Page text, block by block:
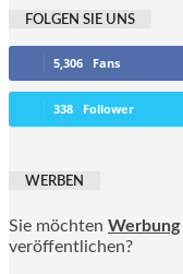
FOLGEN SIE UNS
5,306 Fans
338 Follower
WERBEN
Sie möchten Werbung
veröffentlichen?